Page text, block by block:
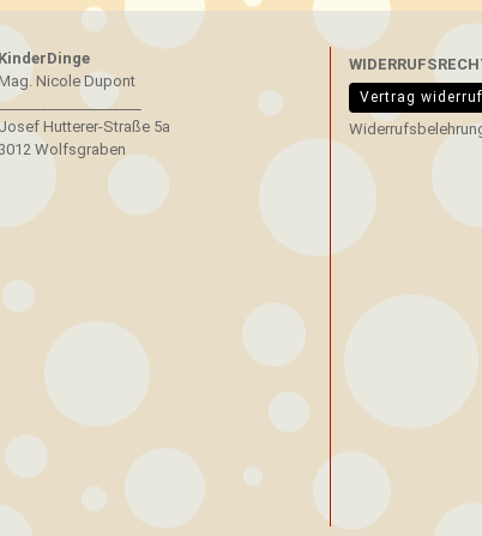
KinderDinge
Nicole Dupont
Hutterer-Straße 5a
3012 Wolfsgraben
Vertrag